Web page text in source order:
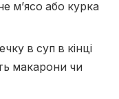
м’ясо або курка
в суп в кінці
макарони чи